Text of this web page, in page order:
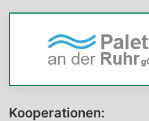
Kooperationen: